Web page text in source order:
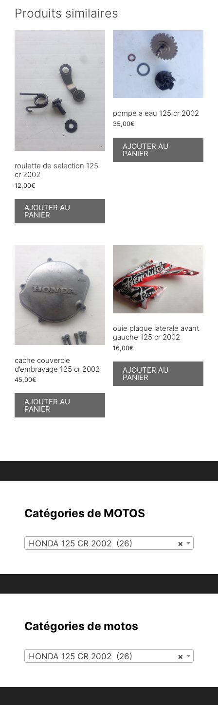
Produits similaires
roulette de selection 125
cr 2002
12,00€
AJOUTER AU
PANIER
pompe a eau 125 cr 2002
35,00€
AJOUTER AU
PANIER
cache couvercle
d’embrayage 125 cr 2002
45,00€
AJOUTER AU
PANIER
ouie plaque laterale avant
gauche 125 cr 2002
16,00€
AJOUTER AU
PANIER
Catégories de MOTOS
×
HONDA 125 CR 2002 (26)
Catégories de motos
×
HONDA 125 CR 2002 (26)